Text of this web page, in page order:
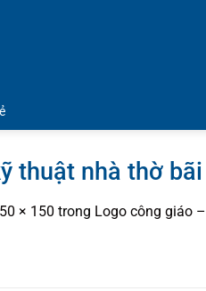
thuật nhà thờ
× 150 trong Logo công giáo